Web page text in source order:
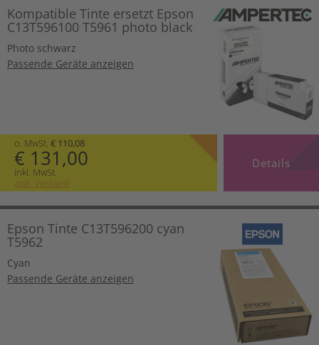
Kompatible Tinte ersetzt Epson
C13T596100 T5961 photo black
Photo schwarz
Passende Geräte anzeigen
o. MwSt. € 110,08
€ 131,00
inkl. MwSt.
zzgl. Versand
Details
Epson Tinte C13T596200 cyan
T5962
Cyan
Passende Geräte anzeigen